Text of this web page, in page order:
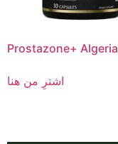
Prostazone+ Algeria
اشترِ من هنا